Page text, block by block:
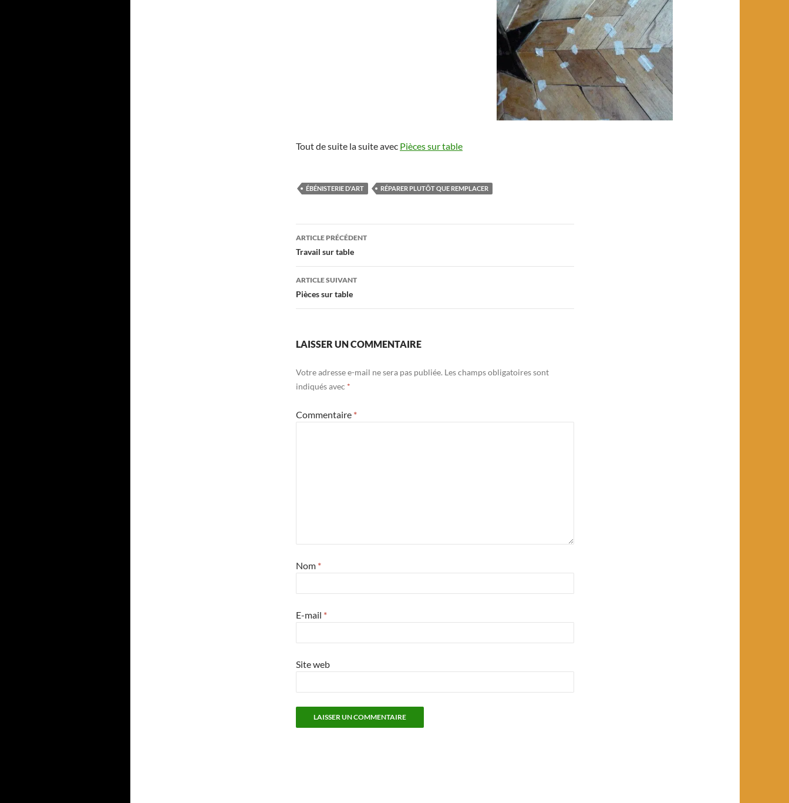
Tout de suite la suite avec Pièces sur table
ÉBÉNISTERIE D'ART RÉPARER PLUTÔT QUE REMPLACER
Navigation
des
articles
ARTICLE PRÉCÉDENT
Travail sur table
ARTICLE SUIVANT
Pièces sur table
LAISSER UN COMMENTAIRE
Votre adresse e-mail ne sera pas publiée. Les champs obligatoires sont
indiqués avec *
Commentaire *
Nom *
E-mail *
Site web